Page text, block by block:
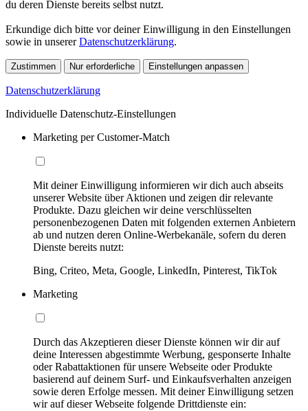
du deren Dienste bereits selbst nutzt.
Erkundige dich bitte vor deiner Einwilligung in den Einstellungen
sowie in unsererDatenschutzerklärung.
Zustimmen Nur erforderliche Einstellungen anpassen
Datenschutzerklärung
Individuelle Datenschutz-Einstellungen
Marketing per Customer-Match
Mit deiner Einwilligung informieren wir dich auch abseits
unserer Website über Aktionen und zeigen dir relevante
Produkte. Dazu gleichen wir deine verschlüsselten
personenbezogenen Daten mit folgenden externen Anbietern
ab und nutzen deren Online-Werbekanäle, sofern du deren
Dienste bereits nutzt:
Bing, Criteo, Meta, Google, LinkedIn, Pinterest, TikTok
Marketing
Durch das Akzeptieren dieser Dienste können wir dir auf
deine Interessen abgestimmte Werbung, gesponserte Inhalte
oder Rabattaktionen für unsere Webseite oder Produkte
basierend auf deinem Surf- und Einkaufsverhalten anzeigen
sowie deren Erfolge messen. Mit deiner Einwilligung setzen
wir auf dieser Webseite folgende Drittdienste ein: